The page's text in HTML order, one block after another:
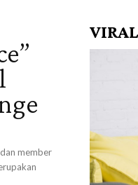
member
VIRAL